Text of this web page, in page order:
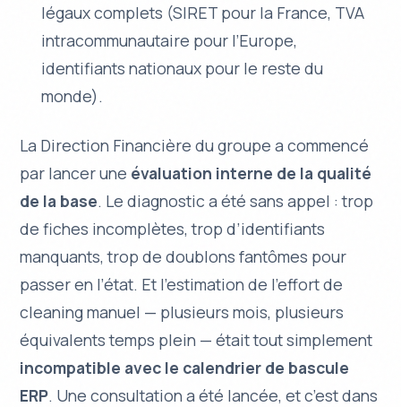
légaux complets (SIRET pour la France, TVA
intracommunautaire pour l’Europe,
identifiants nationaux pour le reste du
monde).
La Direction Financière du groupe a commencé
par lancer une évaluation interne de la qualité
de la base. Le diagnostic a été sans appel : trop
de fiches incomplètes, trop d’identifiants
manquants, trop de doublons fantômes pour
passer en l’état. Et l’estimation de l’effort de
cleaning manuel — plusieurs mois, plusieurs
équivalents temps plein — était tout simplement
incompatible avec le calendrier de bascule
ERP. Une consultation a été lancée, et c’est dans